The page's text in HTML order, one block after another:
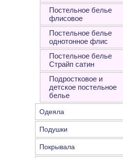
Постельное белье
флисовое
Постельное белье
однотонное флис
Постельное белье
Страйп сатин
Подростковое и
детское постельное
белье
Одеяла
Подушки
Покрывала